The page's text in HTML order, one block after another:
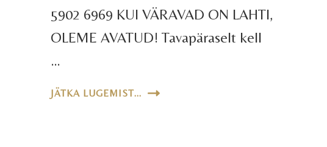
5902 6969 KUI VÄRAVAD ON LAHTI,
OLEME AVATUD! Tavapäraselt kell
…
JÄTKA LUGEMIST...